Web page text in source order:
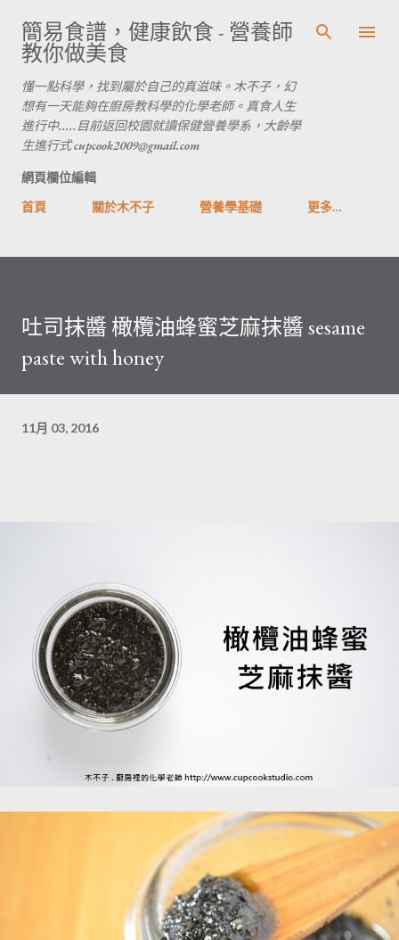
跳到主要內容
簡易食譜，健康飲食 - 營養師
教你做美食
懂一點科學，找到屬於自己的真滋味。木不子，幻
想有一天能夠在廚房教科學的化學老師。真食人生
進行中.....目前返回校園就讀保健營養學系，大齡學
生進行式 cupcook2009@gmail.com
網頁欄位編輯
首頁
關於木不子 營養學基礎 更多…
吐司抹醬 橄欖油蜂蜜芝麻抹醬 sesame
paste with honey
11月 03, 2016